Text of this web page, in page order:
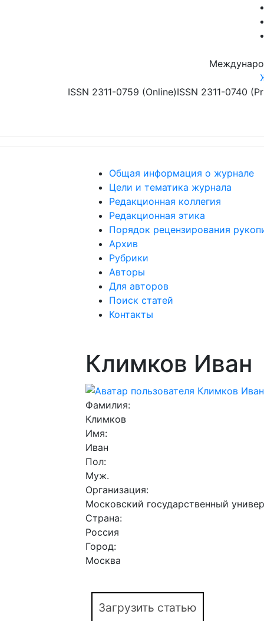
ISSN 2311-0759 (Online)ISSN 2311-0740
Общая информация о журнале
Цели и тематика журнала
Редакционная коллегия
Редакционная этика
Порядок рецензирования
Архив
Рубрики
Авторы
Для авторов
Поиск статей
Контакты
Климков Иван
Фамилия:
Климков
Имя:
Иван
Пол:
Муж.
Организация:
Московский государственный
Страна:
Россия
Город:
Москва
Загрузить статью